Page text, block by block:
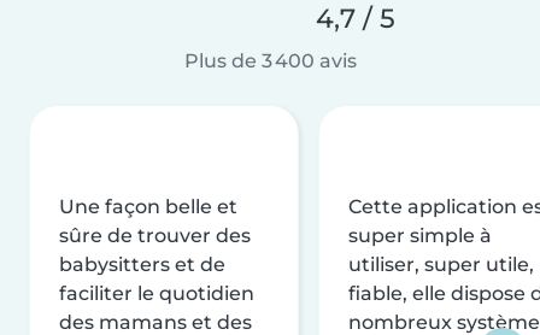
4,7 / 5
Plus de 3 400 avis
Une façon belle et
sûre de trouver des
babysitters et de
faciliter le quotidien
des mamans et des
Cette application
super simple à
utiliser, super utile,
fiable, elle dispose
nombreux